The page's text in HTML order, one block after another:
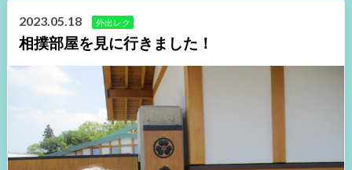
2023.05.18 外出レク
相撲部屋を見に行きました！